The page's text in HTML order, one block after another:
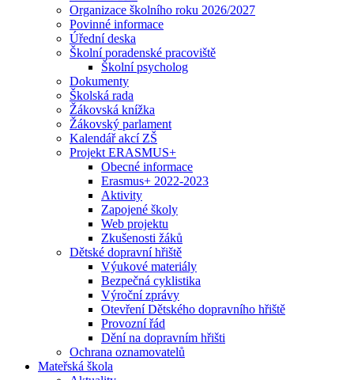
Organizace školního roku 2026/2027
Povinné informace
Úřední deska
Školní poradenské pracoviště
Školní psycholog
Dokumenty
Školská rada
Žákovská knížka
Žákovský parlament
Kalendář akcí ZŠ
Projekt ERASMUS+
Obecné informace
Erasmus+ 2022-2023
Aktivity
Zapojené školy
Web projektu
Zkušenosti žáků
Dětské dopravní hřiště
Výukové materiály
Bezpečná cyklistika
Výroční zprávy
Otevření Dětského dopravního hřiště
Provozní řád
Dění na dopravním hřišti
Ochrana oznamovatelů
Mateřská škola